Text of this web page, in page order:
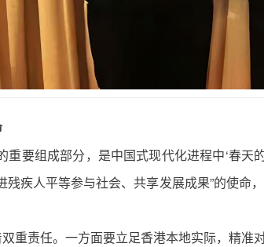
重要组成部分，是中国式现代化进程中‘春
残疾人平等参与社会、共享发展成果”的使
重责任。一方面要立足香港本地实际，精